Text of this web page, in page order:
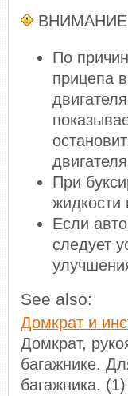
ВНИМАНИЕ
По
прицепа
При
жидкости
Если
следует
See also:
Домкрат и
Домкрат,
багажнике.
багажника.